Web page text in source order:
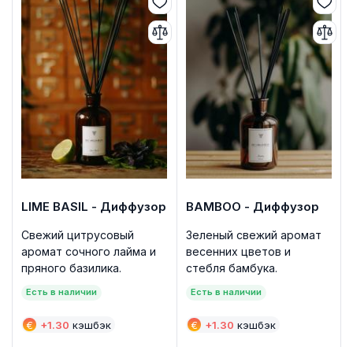
LIME BASIL - Диффузор
Свежий цитрусовый
аромат сочного лайма и
пряного базилика.
Есть в наличии
€ +1.30 кэшбэк
BAMBOO - Диффузор
Зеленый свежий аромат
весенних цветов и
стебля бамбука.
Есть в наличии
€ +1.30 кэшбэк